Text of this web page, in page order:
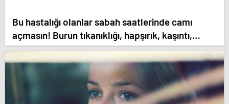
Bu hastalığı olanlar sabah saatlerinde camı
açmasın! Burun tıkanıklığı, hapşırık, kaşıntı,
öksürük… Meğer tetikliyormuş